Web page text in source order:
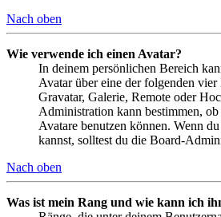
Nach oben
Wie verwende ich einen Avatar?
In deinem persönlichen Bereich
Avatar über eine der folgenden
Gravatar, Galerie, Remote oder
Administration kann bestimmen,
Avatare benutzen können. Wenn
kannst, solltest du die Board-
Nach oben
Was ist mein Rang und wie kann ich